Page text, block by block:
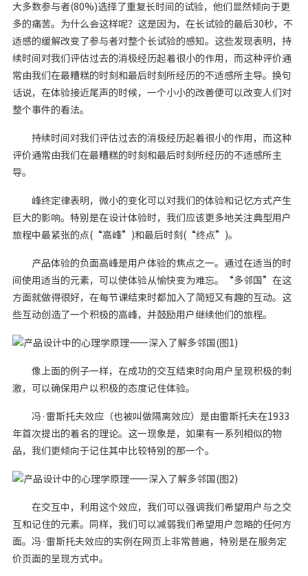
大多数参与者(80%)选择了重复长时间的试验，他们显然倾向于更
多的痛苦。为什么会这样呢？这是因为，在长试验的最后30秒，不
适感的缓解改变了参与者对整个长试验的感知。这些发现表明，持
续时间对我们评估过去的消极经历起着很小的作用，而这种评价通
常由我们在最糟糕的时刻和最后时刻所经历的不适感所主导。换句
话说，在体验接近尾声的时候，一个小小的改善便可以改变人们对
整个事件的看法。
持续时间对我们评估过去的消极经历起着很小的作用，而这种
评价通常由我们在最糟糕的时刻和最后时刻所经历的不适感所主
导。
峰终定律表明，微小的变化可以对我们的体验和记忆方式产生
巨大的影响。特别是在设计体验时，我们应该更多地关注典型用户
旅程中最紧张的点(“高峰”)和最后时刻(“终点”)。
产品体验的负面高峰是用户体验的焦点之一。通过在适当的时
间使用适当的元素，可以使体验从愉快变为难忘。“多邻国”在这
方面就做得很好，在每节课结束时都加入了简短又有趣的互动。这
些互动创造了一个积极的高峰，并鼓励用户继续他们的旅程。
像上面的例子一样，在成功的交互结束时向用户呈现积极的刺
激，可以确保用户以积极的态度记住体验。
冯·雷斯托夫效应（也被叫做隔离效应）是由雷斯托夫在1933
年首次提出的着名的理论。这一现象是，如果有一系列相似的物
品，我们更倾向于记住其中比较特别的那一个。
在交互中，利用这个效应，我们可以强调我们希望用户与之交
互和记住的元素。同样，我们可以减弱我们希望用户忽略的任何方
面。冯·雷斯托夫效应的实例在网页上非常普遍，特别是在服务定
价页面的呈现方式中。